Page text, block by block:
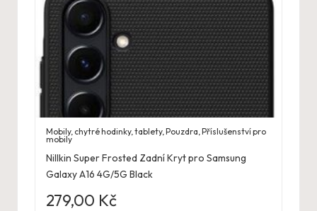
Mobily, chytré hodinky, tablety,Pouzdra ,Příslušenství pro
mobily
Nillkin Super Frosted Zadní Kryt pro Samsung
Galaxy A16 4G/5G Black
279,00 Kč